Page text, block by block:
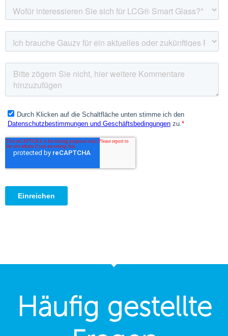
Häufig gestellte